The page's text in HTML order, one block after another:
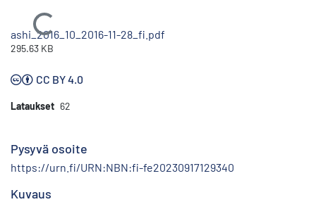
Ladataan...
ashi_2016_10_2016-11-28_fi.pdf
295.63 KB
CC BY 4.0
Lataukset 62
Pysyvä osoite
https://urn.fi/URN:NBN:fi-fe20230917129340
Kuvaus